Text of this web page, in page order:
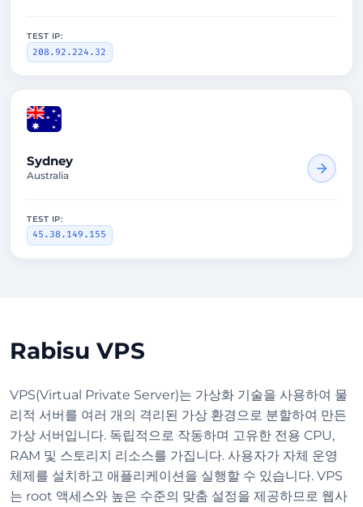
TEST IP:
208.92.224.32
Sydney
Australia
TEST IP:
45.38.149.155
Rabisu VPS
VPS(Virtual Private Server)는 가상화 기술을 사용하여 물
리적 서버를 여러 개의 격리된 가상 환경으로 분할하여 만든
가상 서버입니다. 독립적으로 작동하며 고유한 전용 CPU,
RAM 및 스토리지 리소스를 가집니다. 사용자가 자체 운영
체제를 설치하고 애플리케이션을 실행할 수 있습니다. VPS
는 root 액세스와 높은 수준의 맞춤 설정을 제공하므로 웹사